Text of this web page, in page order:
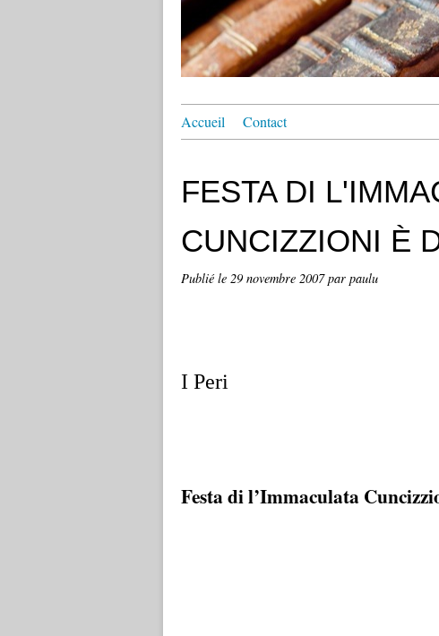
Accueil Contact
FESTA DI
CUNCIZZIONI È
Publié le 29 novembre 2007par paulu
I Peri
Festa di l’Immaculata